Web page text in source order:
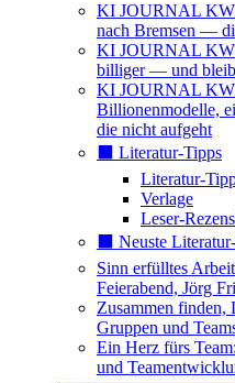
KI JOURNAL KW
nach Bremsen —
KI JOURNAL KW
billiger — und
KI JOURNAL KW
Billionenmodelle,
die nicht aufgeht
⬛️ Literatur-Tipps
Literatur-
Verlage
Leser-
⬛️ Neuste
Sinn erfülltes
Feierabend, Jörg
Zusammen finden,
Gruppen und
Ein Herz fürs
und